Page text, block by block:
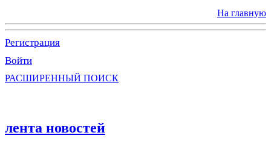
На главную
Регистрация
Войти
РАСШИРЕННЫЙ ПОИСК
лента новостей